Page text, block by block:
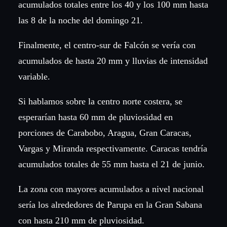
acumulados totales entre los 40 y los 100 mm hasta
las 8 de la noche del domingo 21.
Finalmente, el centro-sur de Falcón se vería con
acumulados de hasta 20 mm y lluvias de intensidad
variable.
Si hablamos sobre la centro norte costera, se
esperarían hasta 60 mm de pluviosidad en
porciones de Carabobo, Aragua, Gran Caracas,
Vargas y Miranda respectivamente. Caracas tendría
acumulados totales de 55 mm hasta el 21 de junio.
La zona con mayores acumulados a nivel nacional
sería los alrededores de Parupa en la Gran Sabana
con hasta 210 mm de pluviosidad.